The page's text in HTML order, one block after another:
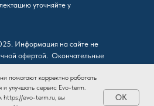
уточняйте у
Информация на сайте не
офертой. Окончательные
помогают корректно работать
и улучшать сервис Evo-term.
https://evo-term.ru, вы
OK